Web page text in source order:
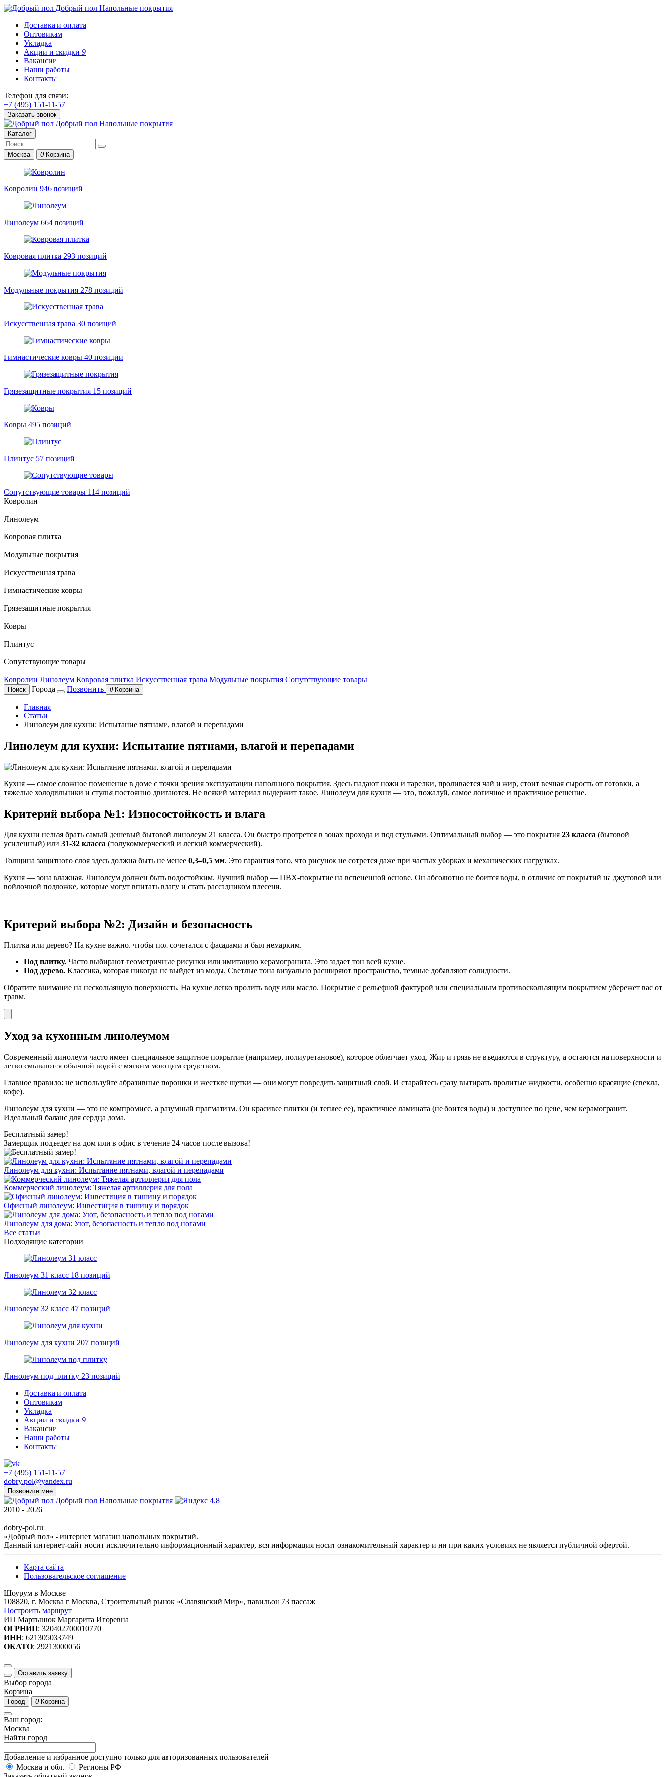
Добрый пол Напольные покрытия
Доставка и оплата
Оптовикам
Укладка
Акции и скидки 9
Вакансии
Наши работы
Контакты
Телефон для связи:
+7 (495) 151-11-57
Заказать звонок
Добрый пол Напольные покрытия
Каталог
Москва 0 Корзина
Ковролин 946 позиций
Линолеум 664 позиций
Ковровая плитка 293 позиций
Модульные покрытия 278 позиций
Искусственная трава 30 позиций
Гимнастические ковры 40 позиций
Грязезащитные покрытия 15 позиций
Ковры 495 позиций
Плинтус 57 позиций
Сопутствующие товары 114 позиций
Ковролин
Линолеум
Ковровая плитка
Модульные покрытия
Искусственная трава
Гимнастические ковры
Грязезащитные покрытия
Ковры
Плинтус
Сопутствующие товары
Ковролин Линолеум Ковровая плитка Искусственная трава Модульные покрытия Сопутствующие товары
Поиск Города Позвонить 0 Корзина
Главная
Статьи
Линолеум для кухни: Испытание пятнами, влагой и перепадами
Линолеум для кухни: Испытание пятнами, влагой и перепадами
Кухня — самое сложное помещение в доме с точки зрения эксплуатации напольного покрытия. Здесь падают ножи и тарелки, проливается чай и жир, стоит вечная сырость от готовки, а
тяжелые холодильники и стулья постоянно двигаются. Не всякий материал выдержит такое. Линолеум для кухни — это, пожалуй, самое логичное и практичное решение.
Критерий выбора №1: Износостойкость и влага
Для кухни нельзя брать самый дешевый бытовой линолеум 21 класса. Он быстро протрется в зонах прохода и под стульями. Оптимальный выбор — это покрытия 23 класса (бытовой
усиленный) или 31-32 класса (полукоммерческий и легкий коммерческий).
Толщина защитного слоя здесь должна быть не менее 0,3–0,5 мм. Это гарантия того, что рисунок не сотрется даже при частых уборках и механических нагрузках.
Кухня — зона влажная. Линолеум должен быть водостойким. Лучший выбор — ПВХ-покрытие на вспененной основе. Он абсолютно не боится воды, в отличие от покрытий на джутовой или
войлочной подложке, которые могут впитать влагу и стать рассадником плесени.
Критерий выбора №2: Дизайн и безопасность
Плитка или дерево? На кухне важно, чтобы пол сочетался с фасадами и был немарким.
Под плитку. Часто выбирают геометричные рисунки или имитацию керамогранита. Это задает тон всей кухне.
Под дерево. Классика, которая никогда не выйдет из моды. Светлые тона визуально расширяют пространство, темные добавляют солидности.
Обратите внимание на нескользящую поверхность. На кухне легко пролить воду или масло. Покрытие с рельефной фактурой или специальным противоскользящим покрытием убережет вас от
травм.
Уход за кухонным линолеумом
Современный линолеум часто имеет специальное защитное покрытие (например, полиуретановое), которое облегчает уход. Жир и грязь не въедаются в структуру, а остаются на поверхности и
легко смываются обычной водой с мягким моющим средством.
Главное правило: не используйте абразивные порошки и жесткие щетки — они могут повредить защитный слой. И старайтесь сразу вытирать пролитые жидкости, особенно красящие (свекла,
кофе).
Линолеум для кухни — это не компромисс, а разумный прагматизм. Он красивее плитки (и теплее ее), практичнее ламината (не боится воды) и доступнее по цене, чем керамогранит.
Идеальный баланс для сердца дома.
Бесплатный замер!
Замерщик подъедет на дом или в офис в течение 24 часов после вызова!
Линолеум для кухни: Испытание пятнами, влагой и перепадами
Коммерческий линолеум: Тяжелая артиллерия для пола
Офисный линолеум: Инвестиция в тишину и порядок
Линолеум для дома: Уют, безопасность и тепло под ногами
Все статьи
Подходящие категории
Линолеум 31 класс 18 позиций
Линолеум 32 класс 47 позиций
Линолеум для кухни 207 позиций
Линолеум под плитку 23 позиций
Доставка и оплата
Оптовикам
Укладка
Акции и скидки 9
Вакансии
Наши работы
Контакты
+7 (495) 151-11-57
dobry.pol@yandex.ru
Позвоните мне
Добрый пол Напольные покрытия
4.8
2010 - 2026
dobry-pol.ru
«Добрый пол» - интернет магазин напольных покрытий.
Данный интернет-сайт носит исключительно информационный характер, вся информация носит ознакомительный характер и ни при каких условиях не является публичной офертой.
Карта сайта
Пользовательское соглашение
Шоурум в Москве
108820, г. Москва г Москва, Строительный рынок «Славянский Мир», павильон 73 пассаж
Построить маршрут
ИП Мартынюк Маргарита Игоревна
ОГРНИП: 320402700010770
ИНН: 621305033749
ОКАТО: 29213000056
Оставить заявку
Выбор города
Корзина
Город 0 Корзина
Ваш город:
Москва
Найти город
Добавление и избранное доступно только для авторизованных пользователей
Москва и обл.
Регионы РФ